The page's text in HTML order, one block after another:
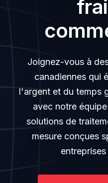
Joignez-vous à
canadiennes qui
l'argent et du temps
avec notre
solutions de
mesure conçues